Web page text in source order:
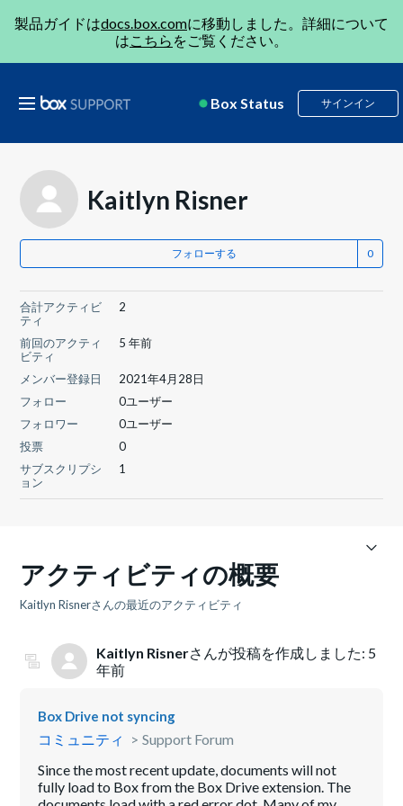
製品ガイドはdocs.box.comに移動しました。詳細について
はこちら をご覧ください。
Box Status サインイン
Kaitlyn Risner
フォローする
合計アクティビ
ティ
2
前回のアクティ
ビティ
5 年前
メンバー登録日
2021年4月28日
フォロー
0ユーザー
フォロワー
0ユーザー
投票
0
サブスクリプシ
ョン
1
アクティビティの概要
Kaitlyn Risnerさんの最近のアクティビティ
Kaitlyn Risnerさんが投稿を作成しました: 5
年前
Box Drive not syncing
コミュニティ
Support Forum
Since the most recent update, documents will not
fully load to Box from the Box Drive extension. The